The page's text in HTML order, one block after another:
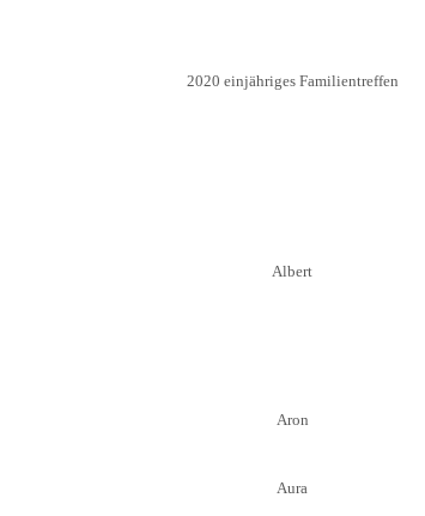
2020 einjähriges Familientreffen
Albert
Aron
Aura